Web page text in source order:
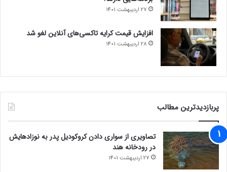
27 اردیبهشت 1401
افزایش قیمت کرایه تاکسی‌های آنلاین لغو شد
28 اردیبهشت 1401
پربازدیدترین مطالب
تصاویری از سواری دادن کروکودیل پدر به نوزادهایش
در رودخانه هند
27 اردیبهشت 1401